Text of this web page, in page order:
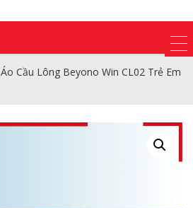
Áo Cầu Lông Beyono Win CL02 Trẻ Em